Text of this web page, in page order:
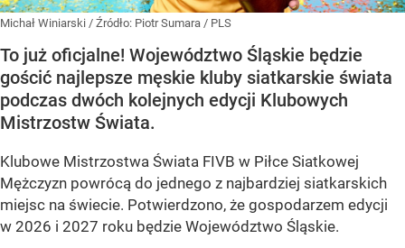
Michał Winiarski / Źródło: Piotr Sumara / PLS
To już oficjalne! Województwo Śląskie będzie
gościć najlepsze męskie kluby siatkarskie świata
podczas dwóch kolejnych edycji Klubowych
Mistrzostw Świata.
Klubowe Mistrzostwa Świata FIVB w Piłce Siatkowej
Mężczyzn powrócą do jednego z najbardziej siatkarskich
miejsc na świecie. Potwierdzono, że gospodarzem edycji
w 2026 i 2027 roku będzie Województwo Śląskie.